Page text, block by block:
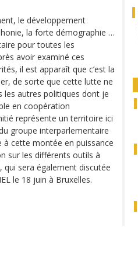
le développement
la forte démographie …
pour toutes les
avoir examiné ces
il est apparaît que c’est la
de sorte que cette lutte ne
les autres politiques dont je
en coopération
représente un territoire ici
groupe interparlementaire
à cette montée en puissance
sur les différents outils à
sera également discutée
le 18 juin à Bruxelles.